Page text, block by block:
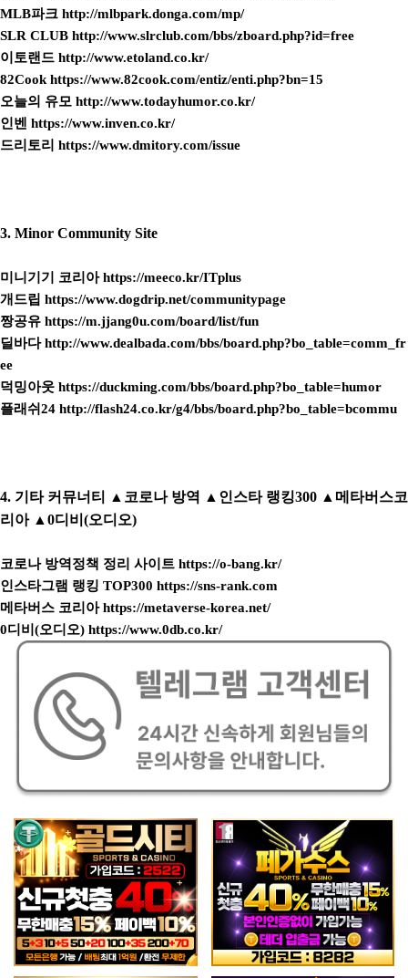
MLB파크 http://mlbpark.donga.com/mp/
SLR CLUB http://www.slrclub.com/bbs/zboard.php?id=free
이토랜드 http://www.etoland.co.kr/
82Cook https://www.82cook.com/entiz/enti.php?bn=15
오늘의 유모 http://www.todayhumor.co.kr/
인벤 https://www.inven.co.kr/
드리토리 https://www.dmitory.com/issue
3. Minor Community Site
미니기기 코리아https://meeco.kr/ITplus
개드립 https://www.dogdrip.net/communitypage
짱공유 https://m.jjang0u.com/board/list/fun
딜바다http://www.dealbada.com/bbs/board.php?bo_table=comm_fr
ee
덕밍아웃 https://duckming.com/bbs/board.php?bo_table=humor
플래쉬24 http://flash24.co.kr/g4/bbs/board.php?bo_table=bcommu
4. 기타 커뮤너티 ▲코로나 방역 ▲인스타 랭킹300 ▲메타버스코
리아 ▲0디비(오디오)
코로나 방역정책 정리 사이트 https://o-bang.kr/
인스타그램 랭킹 TOP300 https://sns-rank.com
메타버스 코리아https://metaverse-korea.net/
0디비(오디오) https://www.0db.co.kr/